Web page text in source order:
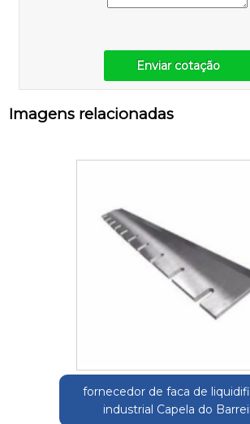
Enviar cotação
Imagens relacionadas
fornecedor de faca de
industrial Capela do